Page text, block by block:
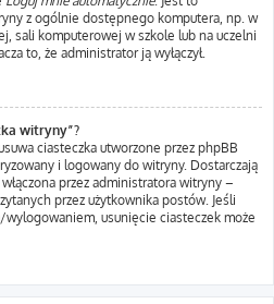
z ogólnie dostępnego komputera, np. w
sali komputerowej w szkole lub na uczelni
to, że administrator ją wyłączył.
witryny”?
ciasteczka utworzone przez phpBB
i logowany do witryny. Dostarczają
przez administratora witryny –
przez użytkownika postów. Jeśli
usunięcie ciasteczek może